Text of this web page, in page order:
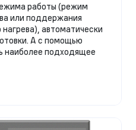
работы (режим
или поддержания
автоматически
А с помощью
наиболее подходящее